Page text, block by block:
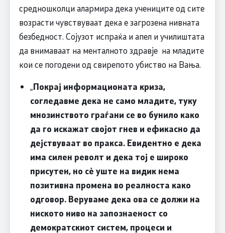
средношколци алармира дека учениците од сите
возрасти чувствуваат дека е загрозена нивната
безбедност. Сојузот испраќа и апел и училиштата
да внимаваат на менталното здравје на младите
кои се погодени од свирепото убиство на Вања.
„Покрај информационата криза,
согледавме дека не само младите, туку
мнозинството граѓани се во бунило како
да го искажат својот гнев и ефикасно да
дејствуваат во пракса. Евидентно е дека
има силен револт и дека тој е широко
присутен, но сѐ уште на видик нема
позитивна промена во реалноста како
одговор. Веруваме дека ова се должи на
ниското ниво на запознаеност со
демократскиот систем, процеси и